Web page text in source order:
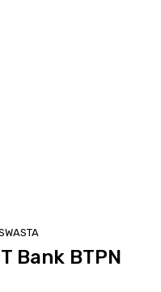
Bank BTPN